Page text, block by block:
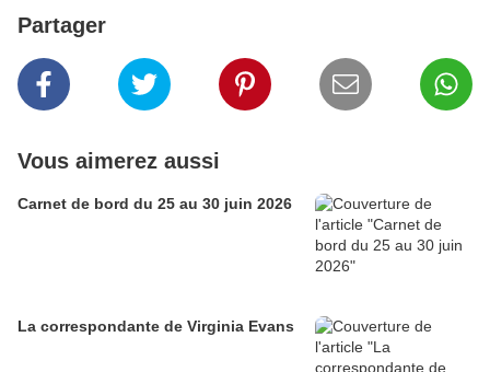
Partager
Vous aimerez aussi
Carnet de bord du 25 au 30 juin 2026
La correspondante de Virginia Evans